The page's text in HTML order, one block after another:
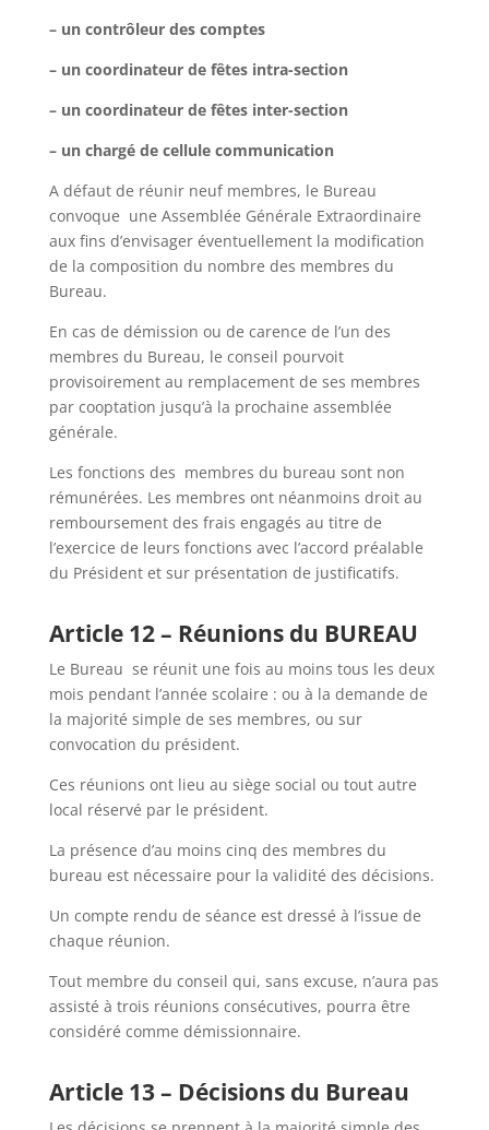
– un contrôleur des comptes
– un coordinateur de fêtes intra-section
– un coordinateur de fêtes inter-section
– un chargé de cellule communication
A défaut de réunir neuf membres, le Bureau
convoque une Assemblée Générale Extraordinaire
aux fins d’envisager éventuellement la modification
de la composition du nombre des membres du
Bureau.
En cas de démission ou de carence de l’un des
membres du Bureau, le conseil pourvoit
provisoirement au remplacement de ses membres
par cooptation jusqu’à la prochaine assemblée
générale.
Les fonctions des membres du bureau sont non
rémunérées. Les membres ont néanmoins droit au
remboursement des frais engagés au titre de
l’exercice de leurs fonctions avec l’accord préalable
du Président et sur présentation de justificatifs.
Article 12 – Réunions du BUREAU
Le Bureau se réunit une fois au moins tous les deux
mois pendant l’année scolaire : ou à la demande de
la majorité simple de ses membres, ou sur
convocation du président.
Ces réunions ont lieu au siège social ou tout autre
local réservé par le président.
La présence d’au moins cinq des membres du
bureau est nécessaire pour la validité des décisions.
Un compte rendu de séance est dressé à l’issue de
chaque réunion.
Tout membre du conseil qui, sans excuse, n’aura pas
assisté à trois réunions consécutives, pourra être
considéré comme démissionnaire.
Article 13 – Décisions du Bureau